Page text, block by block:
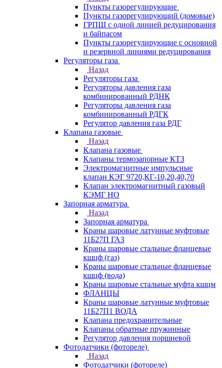
Пункты газорегулирующие
Пункты газорегулирующий (домовые)
ГРПШ с одной линией редуцирования
и байпасом
Пункты газорегулирующие с основной
и резервной линиями редуцирования
Регуляторы газа
Назад
Регуляторы газа
Регуляторы давления газа
комбинированный РДНК
Регуляторы давления газа
комбинированный РДГК
Регулятор давления газа РДГ
Клапана газовые
Назад
Клапана газовые
Клапаны термозапорные КТЗ
Электромагнитные импульсные
клапан КЭГ 9720,КГ-10,20,40,70
Клапан электромагнитный газовый
КЭМГ НО
Запорная арматура
Назад
Запорная арматура
Краны шаровые латунные муфтовые
11Б27П ГАЗ
Краны шаровые стальные фланцевые
кшцф (газ)
Краны шаровые стальные фланцевые
кшцф (вода)
Краны шаровые стальные муфта кшцм
ФЛАНЦЫ
Краны шаровые латунные муфтовые
11Б27П1 ВОДА
Клапана предохранительные
Клапаны обратные пружинные
Регулятор давления поршневой
Фотодатчики (фотореле)
Назад
Фотодатчики (фотореле)